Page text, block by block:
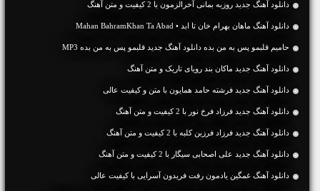
دانلود آهنگ جديد روزبه بمانی آخرالزمون با 2 کیفیت و متن آهنگ
دانلود آهنگ ماهان بهرام خان تا ابد • Mahan BahramKhan Ta Abad
حامیم قلبمو پس به من بده دانلود آهنگ جدید قلبمو پس به من بده MP3
دانلود آهنگ جديد ماکان بند رویای تاریک و متن آهنگ
دانلود آهنگ جديد فرشته حامد همایون با متن و کیفیت عالی
دانلود آهنگ جديد فرزاد فرخ نور با 2 کیفیت و متن آهنگ
دانلود آهنگ جديد فرزاد فرزین کلبه با 2 کیفیت و متن آهنگ
دانلود آهنگ جديد علی اصحابی سیگار با 2 کیفیت و متن آهنگ
دانلود آهنگ غمگین یادمون رفت فریدون آسرایی با کیفیت عالی